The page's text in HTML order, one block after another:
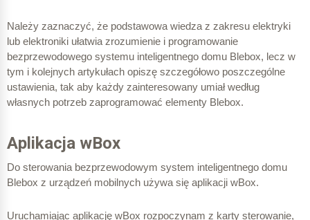
Należy zaznaczyć, że podstawowa wiedza z zakresu elektryki
lub elektroniki ułatwia zrozumienie i programowanie
bezprzewodowego systemu inteligentnego domu Blebox, lecz w
tym i kolejnych artykułach opiszę szczegółowo poszczególne
ustawienia, tak aby każdy zainteresowany umiał według
własnych potrzeb zaprogramować elementy Blebox.
Aplikacja wBox
Do sterowania bezprzewodowym system inteligentnego domu
Blebox z urządzeń mobilnych używa się aplikacji wBox.
Uruchamiając aplikację wBox rozpoczynam z karty sterowanie,